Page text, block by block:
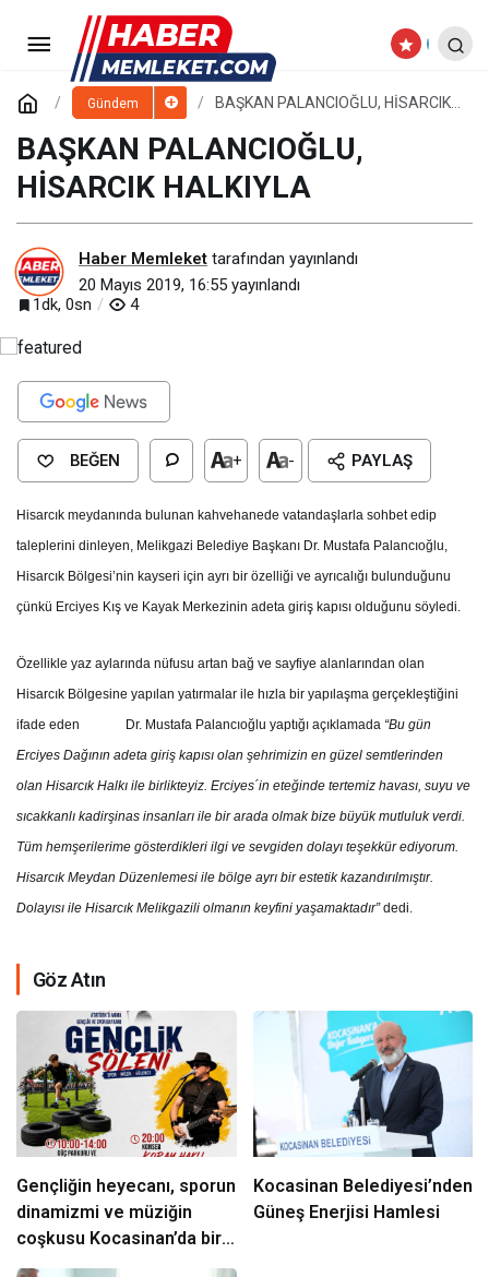
Gündem
BAŞKAN PALANCIOĞLU, HİSARCIK
BAŞKAN PALANCIOĞLU,
HİSARCIK HALKIYLA
Haber Memleket tarafından yayınlandı
20 Mayıs 2019, 16:55 yayınlandı
1dk, 0sn
4
BEĞEN + - PAYLAŞ
Hisarcık meydanında bulunan kahvehanede vatandaşlarla sohbet edip
taleplerini dinleyen, Melikgazi Belediye Başkanı Dr. Mustafa Palancıoğlu,
Hisarcık Bölgesi’nin kayseri için ayrı bir özelliği ve ayrıcalığı bulunduğunu
çünkü Erciyes Kış ve Kayak Merkezinin adeta giriş kapısı olduğunu söyledi.
Özellikle yaz aylarında nüfusu artan bağ ve sayfiye alanlarından olan
Hisarcık Bölgesine yapılan yatırmalar ile hızla bir yapılaşma gerçekleştiğini
ifade eden Dr. Mustafa Palancıoğlu yaptığı açıklamada “Bu gün
Erciyes Dağının adeta giriş kapısı olan şehrimizin en güzel semtlerinden
olan Hisarcık Halkı ile birlikteyiz. Erciyes´in eteğinde tertemiz havası, suyu ve
sıcakkanlı kadirşinas insanları ile bir arada olmak bize büyük mutluluk verdi.
Tüm hemşerilerime gösterdikleri ilgi ve sevgiden dolayı teşekkür ediyorum.
Hisarcık Meydan Düzenlemesi ile bölge ayrı bir estetik kazandırılmıştır.
Dolayısı ile Hisarcık Melikgazili olmanın keyfini yaşamaktadır”dedi.
Göz Atın
Gençliğin heyecanı, sporun
dinamizmi ve müziğin
coşkusu Kocasinan’da bir
araya geliyor!
Kocasinan Belediyesi’nden
Güneş Enerjisi Hamlesi
GAZETECİLER İFTAR YEMEĞİNDE
BULUŞTU
Yorum Yap